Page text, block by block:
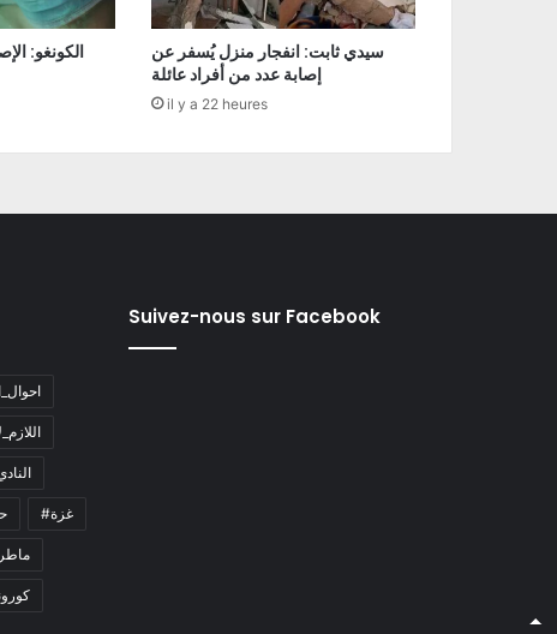
سيدي ثابت: انفجار منزل يُسفر عن
إصابة عدد من أفراد عائلة
il y a 22 heures
#غزة
#ماطر
Suivez-nous sur Facebook